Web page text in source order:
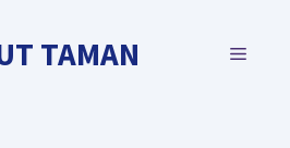
TAMAN MENU